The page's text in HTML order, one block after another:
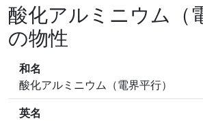
酸化アルミニウム（
の物性
和名
酸化アルミニウム（電界平行）
英名